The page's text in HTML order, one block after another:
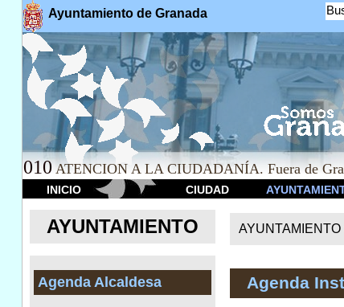
Ayuntamiento de Granada
010 ATENCION A LA CIUDADANÍA. Fuera de
INICIO CIUDAD
AYUNTAMIENTO
Agenda Alcaldesa Agenda